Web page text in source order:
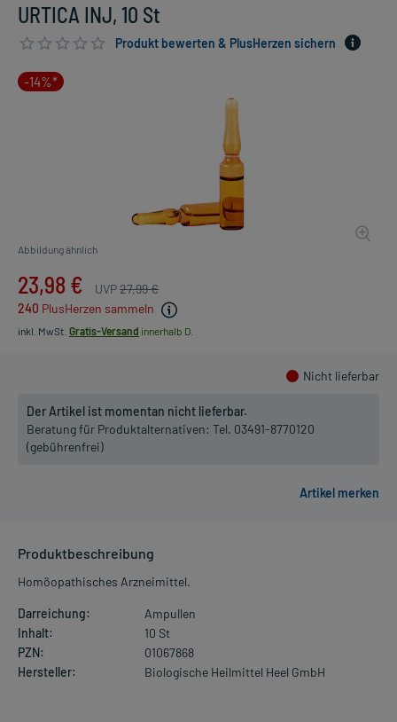
URTICA INJ, 10 St
Produkt bewerten & PlusHerzen sichern
-14%*
Abbildung ähnlich
23,98 € UVP27,99 €
240 PlusHerzen sammeln
inkl. MwSt. Gratis-Versand innerhalb D.
Nicht lieferbar
Der Artikel ist momentan nicht lieferbar.
Beratung für Produktalternativen: Tel. 03491-8770120
(gebührenfrei)
Produktbeschreibung
Homöopathisches Arzneimittel.
Darreichung:
Ampullen
Inhalt:
10 St
PZN:
01067868
Hersteller:
Biologische Heilmittel Heel GmbH